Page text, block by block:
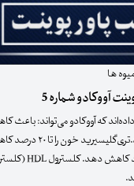
ها
آووکادو شماره 5
که آووکادو می‌‌تواند:
کلسترول کل